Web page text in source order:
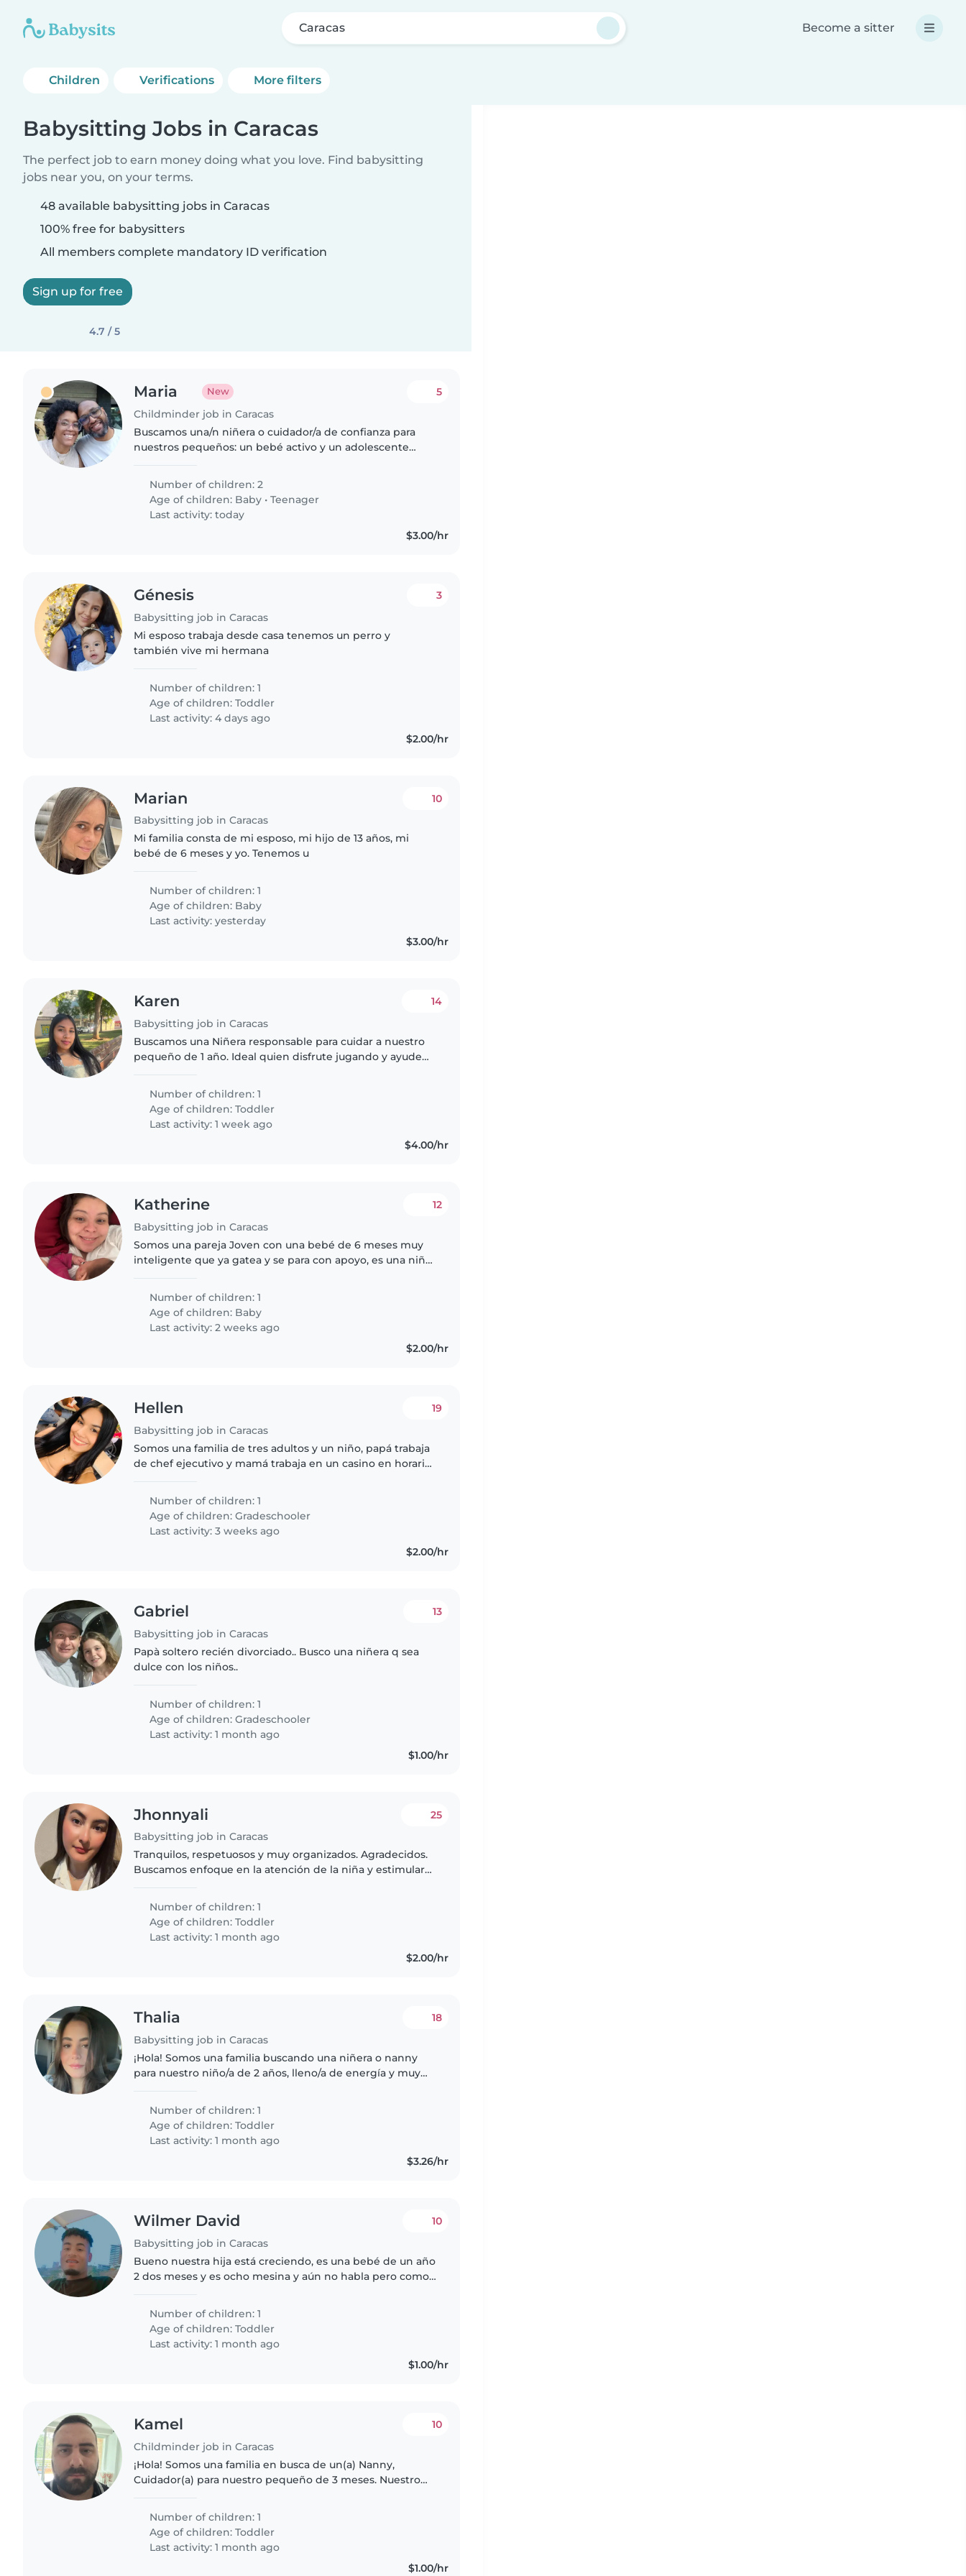
Caracas Become a sitter
Children Verifications More filters
Babysitting Jobs in Caracas
The perfect job to earn money doing what you love. Find babysitting
jobs near you, on your terms.
48 available babysitting jobs in Caracas
100% free for babysitters
All members complete mandatory ID verification
Sign up for free
4.7 / 5
Maria New
Childminder job in Caracas
5
Buscamos una/n niñera o cuidador/a de confianza para
nuestros pequeños: un bebé activo y un adolescente
edades y disposición..
Number of children: 2
Age of children: Baby •Teenager
Last activity: today
$3.00/hr
Génesis
Babysitting job in Caracas
3
Mi esposo trabaja desde casa tenemos un perro y
también vive mi hermana
Number of children: 1
Age of children:Toddler
Last activity: 4 days ago
$2.00/hr
Marian
Babysitting job in Caracas
10
Mi familia consta de mi esposo, mi hijo de 13 años, mi
bebé de 6 meses y yo. Tenemos u
Number of children: 1
Age of children: Baby
Last activity: yesterday
$3.00/hr
Karen
Babysitting job in Caracas
14
Buscamos una Niñera responsable para cuidar a nuestro
pequeño de 1 año. Ideal quien disfrute jugando y ayude
Contactenos para coordinar..
Number of children: 1
Age of children:Toddler
Last activity: 1 week ago
$4.00/hr
Katherine
Babysitting job in Caracas
12
Somos una pareja Joven con una bebé de 6 meses muy
inteligente que ya gatea y se para con apoyo, es una niña
eso necesito ayuda..
Number of children: 1
Age of children: Baby
Last activity: 2 weeks ago
$2.00/hr
Hellen
Babysitting job in Caracas
19
Somos una familia de tres adultos y un niño, papá trabaja
de chef ejecutivo y mamá trabaja en un casino en horario
viernes y tiene..
Number of children: 1
Age of children:Gradeschooler
Last activity: 3 weeks ago
$2.00/hr
Gabriel
Babysitting job in Caracas
13
Papà soltero recién divorciado.. Busco una niñera q sea
dulce con los niños..
Number of children: 1
Age of children:Gradeschooler
Last activity: 1 month ago
$1.00/hr
Jhonnyali
Babysitting job in Caracas
25
Tranquilos, respetuosos y muy organizados. Agradecidos.
Buscamos enfoque en la atención de la niña y estimular
Necesitamos buena..
Number of children: 1
Age of children:Toddler
Last activity: 1 month ago
$2.00/hr
Thalia
Babysitting job in Caracas
18
¡Hola! Somos una familia buscando una niñera o nanny
para nuestro niño/a de 2 años, lleno/a de energía y muy
la tarea y que se..
Number of children: 1
Age of children:Toddler
Last activity: 1 month ago
$3.26/hr
Wilmer David
Babysitting job in Caracas
10
Bueno nuestra hija está creciendo, es una bebé de un año
2 dos meses y es ocho mesina y aún no habla pero como
la comida a..
Number of children: 1
Age of children:Toddler
Last activity: 1 month ago
$1.00/hr
Kamel
Childminder job in Caracas
10
¡Hola! Somos una familia en busca de un(a) Nanny,
Cuidador(a) para nuestro pequeño de 3 meses. Nuestro
Necesitamos a alguien que se..
Number of children: 1
Age of children:Toddler
Last activity: 1 month ago
$1.00/hr